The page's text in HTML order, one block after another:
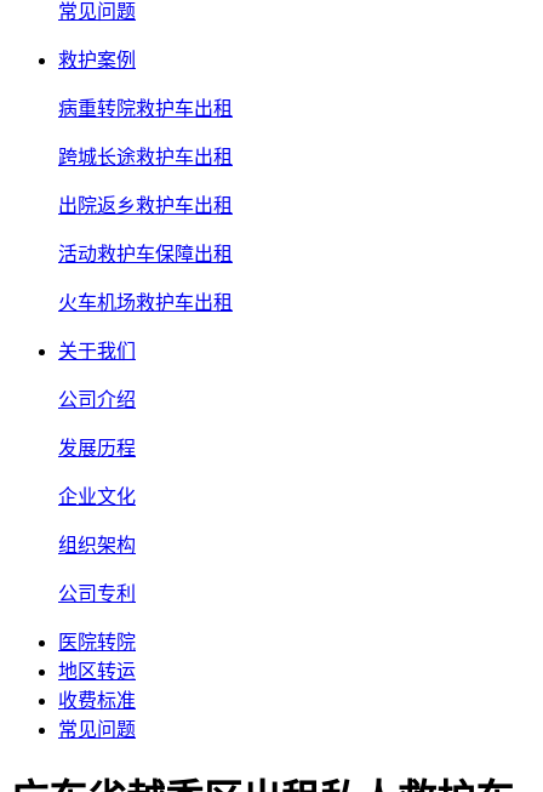
常见问题
救护案例
病重转院救护车出租
跨城长途救护车出租
出院返乡救护车出租
活动救护车保障出租
火车机场救护车出租
关于我们
公司介绍
发展历程
企业文化
组织架构
公司专利
医院转院
地区转运
收费标准
常见问题